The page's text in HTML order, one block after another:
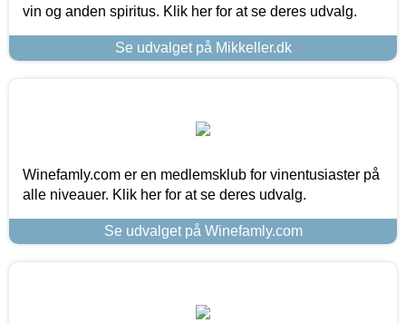
vin og anden spiritus. Klik her for at se deres udvalg.
Se udvalget på Mikkeller.dk
Winefamly.com er en medlemsklub for vinentusiaster på
alle niveauer. Klik her for at se deres udvalg.
Se udvalget på Winefamly.com